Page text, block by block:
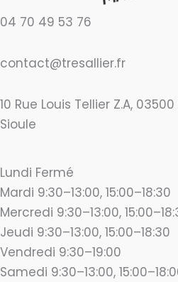
04 70 49 53 76
contact@tresallier.fr
10 Rue Louis Tellier Z.A,
Sioule
Lundi Fermé
Mardi 9:30–13:00, 15:00–18:30
Mercredi 9:30–13:00,
Jeudi 9:30–13:00, 15:00–18:30
Vendredi 9:30–19:00
Samedi 9:30–13:00,